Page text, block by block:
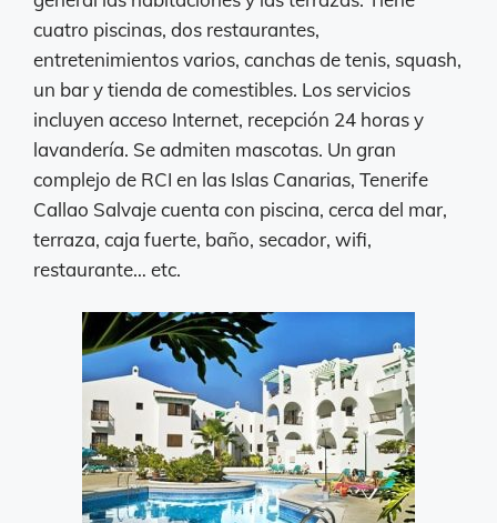
cuatro piscinas, dos restaurantes,
entretenimientos varios, canchas de tenis, squash,
un bar y tienda de comestibles. Los servicios
incluyen acceso Internet, recepción 24 horas y
lavandería. Se admiten mascotas. Un gran
complejo de RCI en las Islas Canarias, Tenerife
Callao Salvaje cuenta con piscina, cerca del mar,
terraza, caja fuerte, baño, secador, wifi,
restaurante… etc.